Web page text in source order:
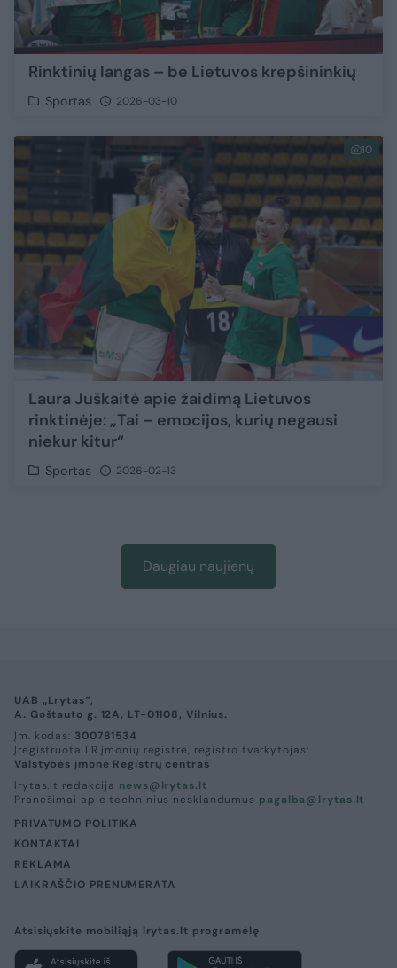
Rinktinių langas – be Lietuvos krepšininkių
Sportas 2026-03-10
10
Laura Juškaitė apie žaidimą Lietuvos
rinktinėje: „Tai – emocijos, kurių negausi
niekur kitur“
Sportas 2026-02-13
Daugiau naujienų
UAB „Lrytas“,
A. Goštauto g. 12A, LT-01108, Vilnius.
Įm. kodas: 300781534
Įregistruota LR įmonių registre, registro tvarkytojas:
Valstybės įmonė Registrų centras
lrytas.lt redakcija news@lrytas.lt
Pranešimai apie techninius nesklandumus pagalba@lrytas.lt
PRIVATUMO POLITIKA
KONTAKTAI
REKLAMA
LAIKRAŠČIO PRENUMERATA
Atsisiųskite mobiliąją lrytas.lt programėlę